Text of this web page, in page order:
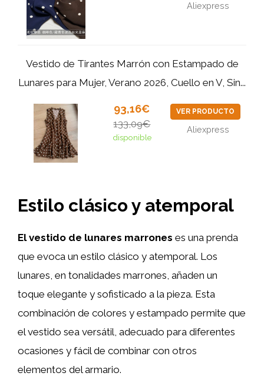
Aliexpress
Vestido de Tirantes Marrón con Estampado de
Lunares para Mujer, Verano 2026, Cuello en V, Sin...
93,16€
133,09€
disponible
VER PRODUCTO
Aliexpress
Estilo clásico y atemporal
El vestido de lunares marrones es una prenda
que evoca un estilo clásico y atemporal. Los
lunares, en tonalidades marrones, añaden un
toque elegante y sofisticado a la pieza. Esta
combinación de colores y estampado permite que
el vestido sea versátil, adecuado para diferentes
ocasiones y fácil de combinar con otros
elementos del armario.